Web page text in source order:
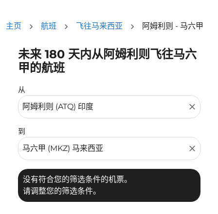
主页 航班 飞往马来西亚 阿姆利则 - 马六甲
未来 180 天内从阿姆利则飞往马六
甲的航班
从
close
到
close
没有符合您的筛选条件的机票。
请调整您的筛选条件。
没有符合您的筛选条件的机票。请调整您的筛选条件。